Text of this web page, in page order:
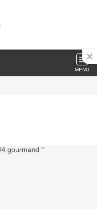
MENU